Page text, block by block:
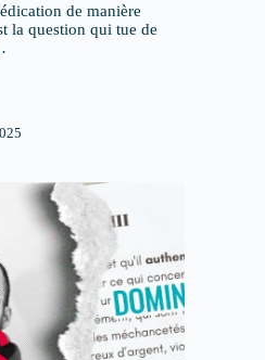
de manière
la question qui tue de